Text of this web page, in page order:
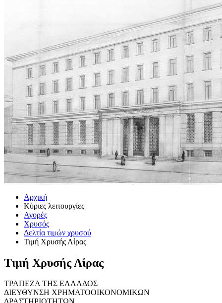
Αρχική
Κύριες λειτουργίες
Αγορές
Χρυσός
Δελτία τιμών χρυσού
Τιμή Χρυσής Λίρας
Τιμή Χρυσής Λίρας
ΤΡΑΠΕΖΑ ΤΗΣ ΕΛΛΑΔΟΣ
ΔΙΕΥΘΥΝΣΗ ΧΡΗΜΑΤΟΟΙΚΟΝΟΜΙΚΩΝ